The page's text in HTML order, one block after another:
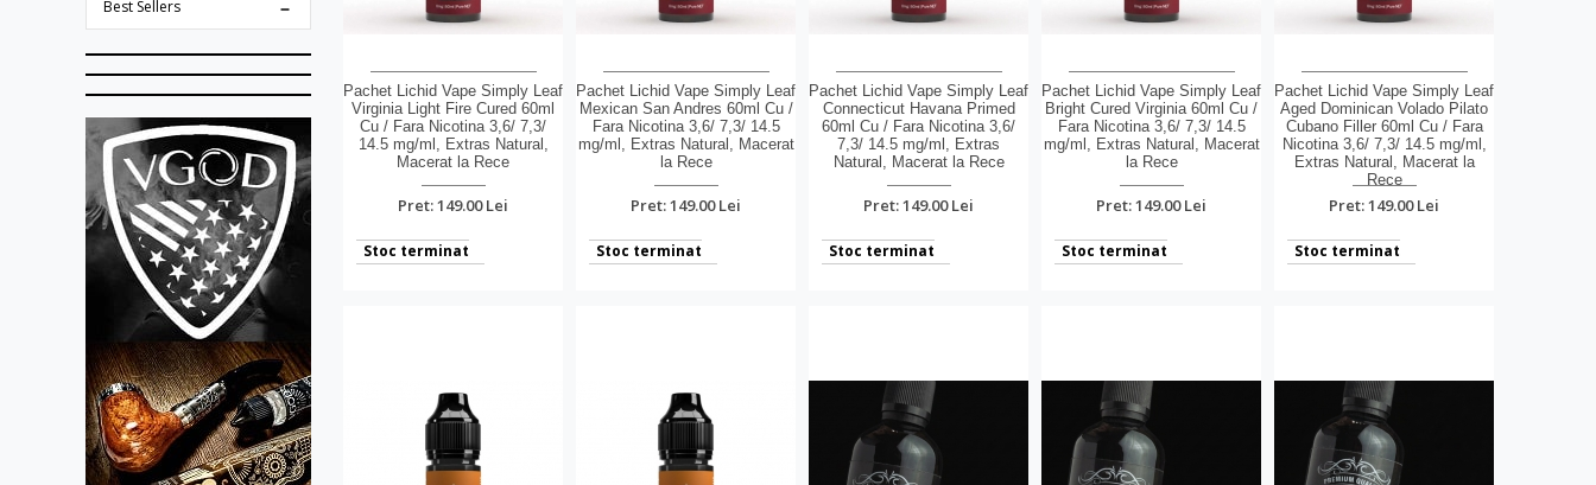
Best Sellers
Pachet Lichid Vape Simply Leaf
Virginia Light Fire Cured 60ml
Cu / Fara Nicotina 3,6/ 7,3/
14.5 mg/ml, Extras Natural,
Macerat la Rece
Pret: 149.00 Lei
Stoc terminat
Pachet Lichid Vape Simply Leaf
Mexican San Andres 60ml Cu /
Fara Nicotina 3,6/ 7,3/ 14.5
mg/ml, Extras Natural, Macerat
la Rece
Pret: 149.00 Lei
Stoc terminat
Pachet Lichid Vape Simply Leaf
Connecticut Havana Primed
60ml Cu / Fara Nicotina 3,6/
7,3/ 14.5 mg/ml, Extras
Natural, Macerat la Rece
Pret: 149.00 Lei
Stoc terminat
Pachet Lichid Vape Simply Leaf
Bright Cured Virginia 60ml Cu /
Fara Nicotina 3,6/ 7,3/ 14.5
mg/ml, Extras Natural, Macerat
la Rece
Pret: 149.00 Lei
Stoc terminat
Pachet Lichid Vape Simply Leaf
Aged Dominican Volado Pilato
Cubano Filler 60ml Cu / Fara
Nicotina 3,6/ 7,3/ 14.5 mg/ml,
Extras Natural, Macerat la
Rece
Pret: 149.00 Lei
Stoc terminat